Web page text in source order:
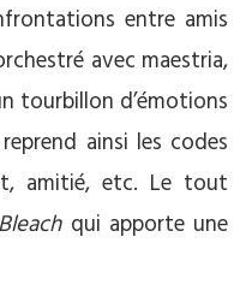
entre amis
avec maestria,
tourbillon d’émotions
ainsi les codes
amitié, etc. Le tout
Bleach qui apporte une